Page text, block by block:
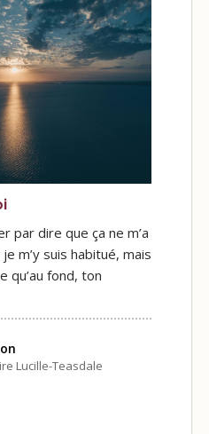
par dire que ça ne m’a
m’y suis habitué, mais
qu’au fond, ton
Lucille-Teasdale